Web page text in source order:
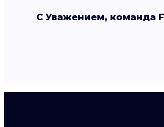
С Уважением, команда